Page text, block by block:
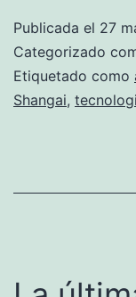
Publicada el 27
Categorizado
Etiquetado como
Shangai,